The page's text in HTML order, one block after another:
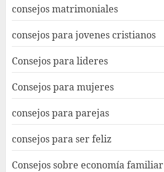
consejos matrimoniales
consejos para jovenes cristianos
Consejos para lideres
Consejos para mujeres
consejos para parejas
consejos para ser feliz
Consejos sobre economía familiar